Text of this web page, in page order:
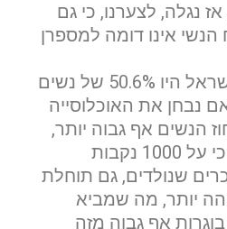
נגלה, לצערנו, כי גם
הנשי אינו דומה למספרן
נכון לשנת 2005 בישראל היו 50.6% של נשים
נבחן את האוכלוסייה
הנשים אף גבוה יותר,
וזאת לאור העובדה כי על 1000 נקבות
יש 1060 זכרים שנולדים, גם תוחלת
יותר, מה שמביא
אף גבוה מזה